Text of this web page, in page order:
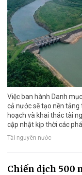
Việc ban hành Danh
cả nước sẽ tạo nền
hoạch và khai thác tài
cập nhật kịp thời các
Tài nguyên nước
Chiến dịch 500